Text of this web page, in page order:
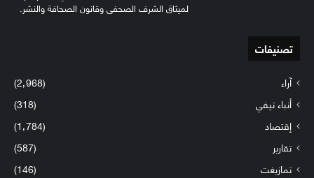
لميثاق الشرف الصحفي وقانون الصحافة والنشر.
تصنيفات
آراء
(2٬968)
أنباء تيفي
(318)
إقتصاد
(1٬784)
تقارير
(587)
تمازيغت
(146)